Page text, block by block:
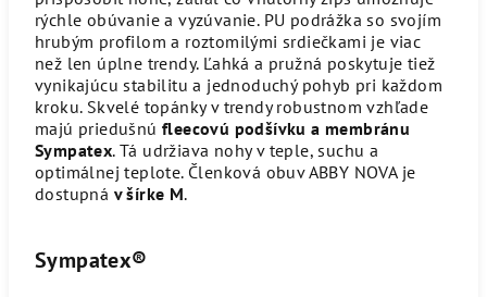
rýchle obúvanie a vyzúvanie. PU podrážka so svojím
hrubým profilom a roztomilými srdiečkami je viac
než len úplne trendy. Ľahká a pružná poskytuje tiež
vynikajúcu stabilitu a jednoduchý pohyb pri každom
kroku. Skvelé topánky v trendy robustnom vzhľade
majú priedušnúfleecovú podšívku a membránu
Sympatex. Tá udržiava nohy v teple, suchu a
optimálnej teplote. Členková obuv ABBY NOVA je
dostupná v šírke M.
Sympatex®